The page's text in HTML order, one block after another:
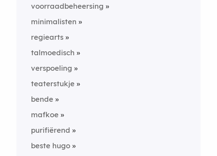
voorraadbeheersing
minimalisten
regiearts
talmoedisch
verspoeling
teaterstukje
bende
mafkoe
purifiërend
beste hugo